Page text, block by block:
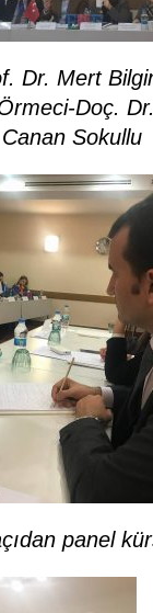
Dr. Mert
Doç.
Sokullu
panel